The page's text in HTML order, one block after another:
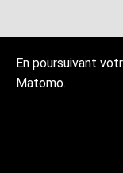
En poursuivant
Matomo.